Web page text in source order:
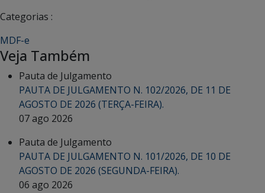
Categorias :
MDF-e
Veja Também
Pauta de Julgamento
PAUTA DE JULGAMENTO N. 102/2026, DE 11 DE
AGOSTO DE 2026 (TERÇA-FEIRA).
07 ago 2026
Pauta de Julgamento
PAUTA DE JULGAMENTO N. 101/2026, DE 10 DE
AGOSTO DE 2026 (SEGUNDA-FEIRA).
06 ago 2026